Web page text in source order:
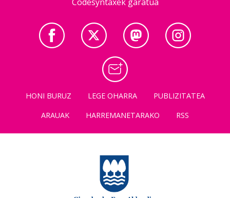
HONI BURUZ LEGE OHARRA
PUBLIZITATEA
ARAUAK
HARREMANETARAKO RSS